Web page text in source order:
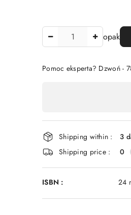
Amount
opak
Pomoc eksperta? Dzwoń -
and
delivery
Shipping within :
3
Shipping price :
0
ISBN : 24